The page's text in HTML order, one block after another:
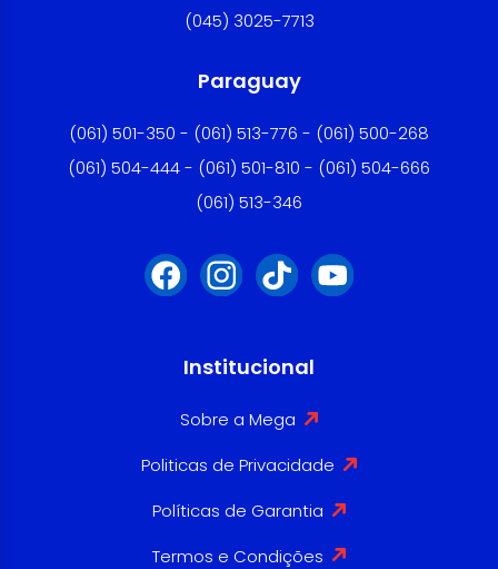
(045) 3025-7713
Paraguay
(061) 501-350 - (061) 513-776 - (061) 500-268
(061) 504-444 - (061) 501-810 - (061) 504-666
(061) 513-346
Institucional
Sobre a Mega
Politicas de Privacidade
Políticas de Garantia
Termos e Condições